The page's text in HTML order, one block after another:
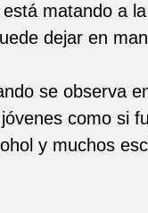
matando a
dejar en
se observa
como si
y muchos